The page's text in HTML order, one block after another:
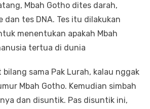
Mbah Gotho dites darah,
dan tes DNA. Tes itu dilakukan
menentukan apakah Mbah
tertua di dunia
sama Pak Lurah, kalau nggak
Mbah Gotho. Kemudian simbah
dan disuntik. Pas disuntik ini,